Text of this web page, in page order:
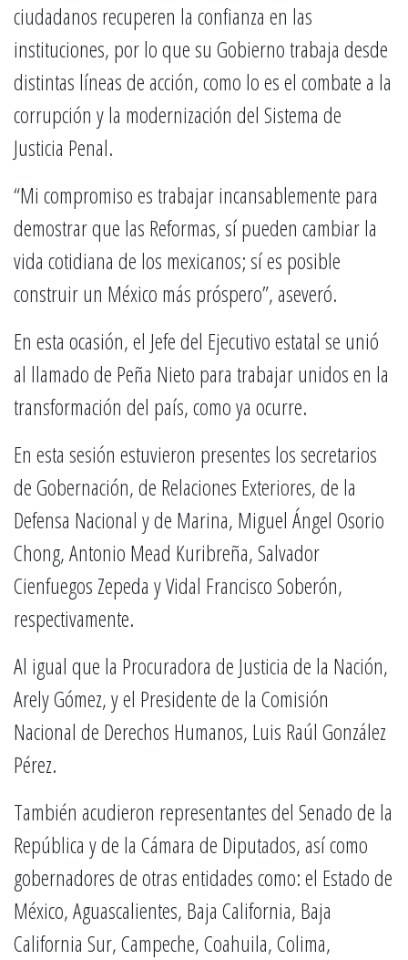
ciudadanos recuperen la confianza en las
instituciones, por lo que su Gobierno trabaja desde
distintas líneas de acción, como lo es el combate a la
corrupción y la modernización del Sistema de
Justicia Penal.
“Mi compromiso es trabajar incansablemente para
demostrar que las Reformas, sí pueden cambiar la
vida cotidiana de los mexicanos; sí es posible
construir un México más próspero”, aseveró.
En esta ocasión, el Jefe del Ejecutivo estatal se unió
al llamado de Peña Nieto para trabajar unidos en la
transformación del país, como ya ocurre.
En esta sesión estuvieron presentes los secretarios
de Gobernación, de Relaciones Exteriores, de la
Defensa Nacional y de Marina, Miguel Ángel Osorio
Chong, Antonio Mead Kuribreña, Salvador
Cienfuegos Zepeda y Vidal Francisco Soberón,
respectivamente.
Al igual que la Procuradora de Justicia de la Nación,
Arely Gómez, y el Presidente de la Comisión
Nacional de Derechos Humanos, Luis Raúl González
Pérez.
También acudieron representantes del Senado de la
República y de la Cámara de Diputados, así como
gobernadores de otras entidades como: el Estado de
México, Aguascalientes, Baja California, Baja
California Sur, Campeche, Coahuila, Colima,